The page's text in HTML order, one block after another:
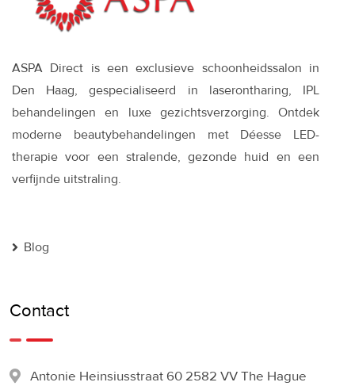
ASPA Direct is een exclusieve schoonheidssalon in
Den Haag, gespecialiseerd in laserontharing, IPL
behandelingen en luxe gezichtsverzorging. Ontdek
moderne beautybehandelingen met Déesse LED-
therapie voor een stralende, gezonde huid en een
verfijnde uitstraling.
Blog
Contact
Antonie Heinsiusstraat 60 2582 VV The Hague